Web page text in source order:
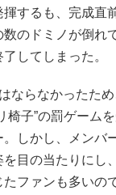
するも、完成直
のドミノが倒れ
してしまった。
ならなかったた
椅子”の罰ゲーム
しかし、メンバ
目の当たりにし
ファンも多いの